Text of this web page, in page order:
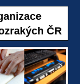
ČR